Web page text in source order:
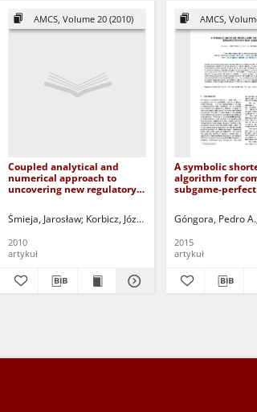
AMCS, Volume 20 (2010)
Coupled analytical and
numerical approach to
uncovering new regulatory
processes
Śmieja, Jarosław Korbicz, Józef (1951- ) - red. Uciński,
2010
artykuł
AMCS,
A symbolic
algorithm for
subgame-
Góngora, Pedro A.
2015
artykuł